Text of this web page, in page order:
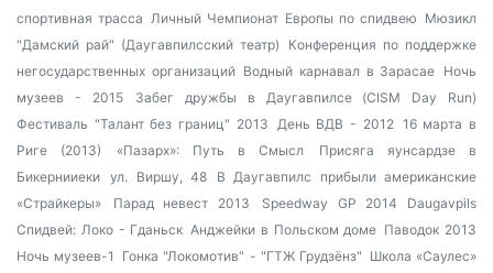
спортивная трасса Личный Чемпионат Европы по спидвею Мюзикл
"Дамский рай" (Даугавпилсский театр)
Конференция по поддержке
негосударственных организаций Водный карнавал в Зарасае Ночь
музеев - 2015
Забег дружбы в Даугавпилсе (CISM Day Run)
Фестиваль "Талант без границ" 2013 День ВДВ - 2012 16 марта в
Риге (2013)
«Пазарх»: Путь в Смысл
Присяга яунсардзе в
Бикернииеки
ул. Виршу, 48
В Даугавпилс прибыли американские
«Страйкеры»
Парад невест 2013
Speedway GP 2014 Daugavpils
Спидвей: Локо - Гданьск Анджейки в Польском доме Паводок 2013
Ночь музеев-1
Гонка "Локомотив" - "ГТЖ Грудзёнз" Школа «Саулес»